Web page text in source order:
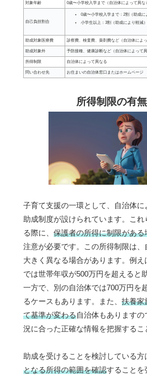
対象年齢 0歳〜小学校入学まで（自治体によって異な
自己負担割合
0歳〜小学校入学まで：2割（助成に
小学生以上：3割（助成により軽減）
助成対象医療費 診察費、検査費、薬剤費など（自治体によっ
助成対象外 予防接種、健康診断など（自治体によって異
所得制限 自治体によって異なる
問い合わせ先 お住まいの自治体窓口またはホームページ
所得制限の有無
子育て支援の一環として、自治体に
助成制度が設けられています。これ
る際に、 保護者の所得に制限がある
注意が必要です。この所得制限は、
大きく異なる場合があります。例
では世帯年収が500万円を超えると
一方で、別の自治体では700万円を
るケースもあります。また、 扶養家
て基準が変わる自治体もあります
況に合った正確な情報を把握するこ
助成を受けることを検討している方
となる所得の範囲を確認することを